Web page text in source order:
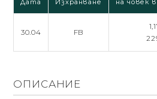
Дата Изхранване на човек
30.04 FB
ОПИСАНИЕ